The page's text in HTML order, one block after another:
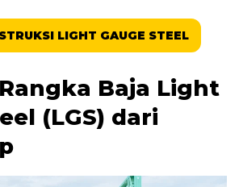
LIGHT GAUGE STEEL
Baja Light
(LGS) dari